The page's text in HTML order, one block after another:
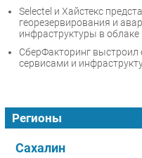
Selectel и Хайстекс
георезервирования и
инфраструктуры в облаке
СберФакторинг выстроил
сервисами и
Регионы
Сахалин